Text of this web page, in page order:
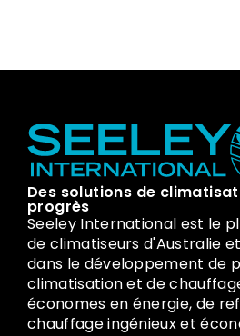
Des solutions de
progrès
Seeley International est le
de climatiseurs d'Australie
dans le développement de
climatisation et de
économes en énergie, de
chauffage ingénieux et